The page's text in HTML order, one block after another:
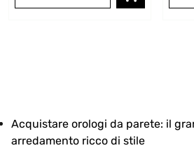
Acquistare orologi da parete: il
arredamento ricco di stile